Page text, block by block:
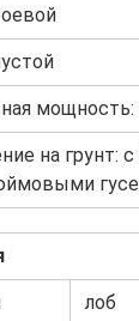
на грунт:
лоб